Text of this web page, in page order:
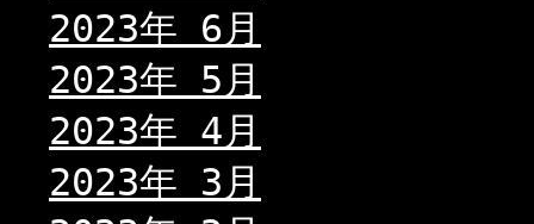
2023年 6月
2023年 5月
2023年 4月
2023年 3月